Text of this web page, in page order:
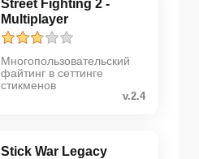
Street Fighting 2 -
Multiplayer
Многопользовательский
файтинг в сеттинге
стикменов
v.2.4
Stick War Legacy